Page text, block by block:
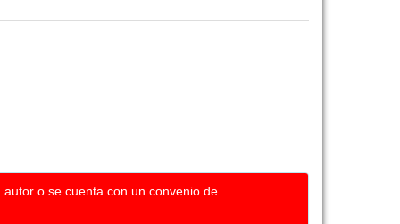
o se cuenta con un convenio de